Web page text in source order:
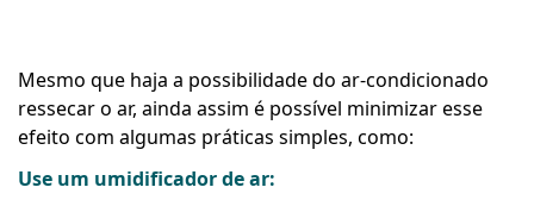
Mesmo que haja a possibilidade do ar-condicionado
ressecar o ar, ainda assim é possível minimizar esse
efeito com algumas práticas simples, como:
Use um umidificador de ar: